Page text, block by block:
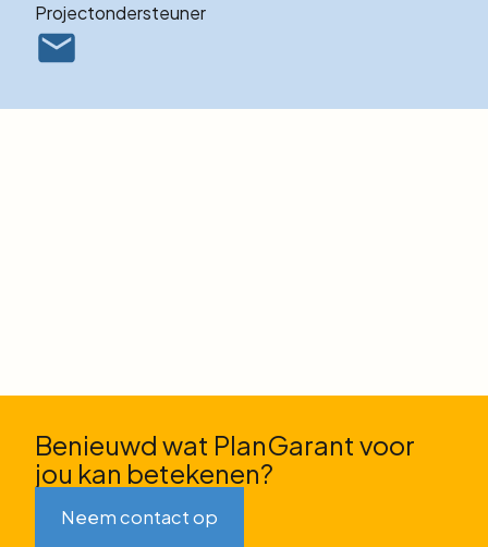
Projectondersteuner
Benieuwd wat PlanGarant voor
jou kan betekenen?
Neem contact op